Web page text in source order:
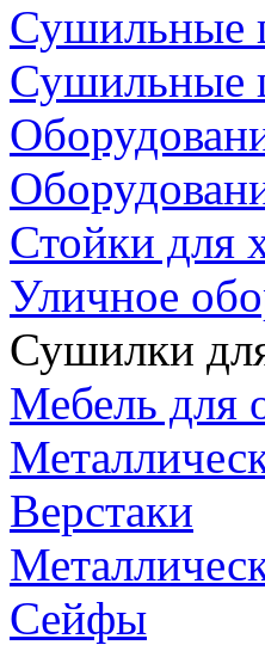
Сушильные
Сушильные
Стойки для
Уличное
Сушилки
Мебель для
Верстаки
Сейфы